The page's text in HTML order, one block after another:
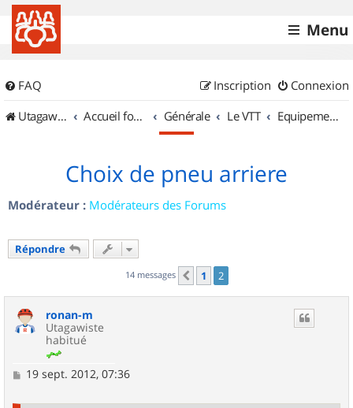
Menu
FAQ Connexion
Inscription
UtagawaVTT (Randos VTT et VTTAE avec traces GPS)
Accueil forum Générale Le VTT Equipements et Accessoires
Choix de pneu arriere
Modérateur : Modérateurs des Forums
Répondre
14 messages Précédent
1 2
ronan-m
Utagawiste
habitué
M19 sept. 2012, 07:36